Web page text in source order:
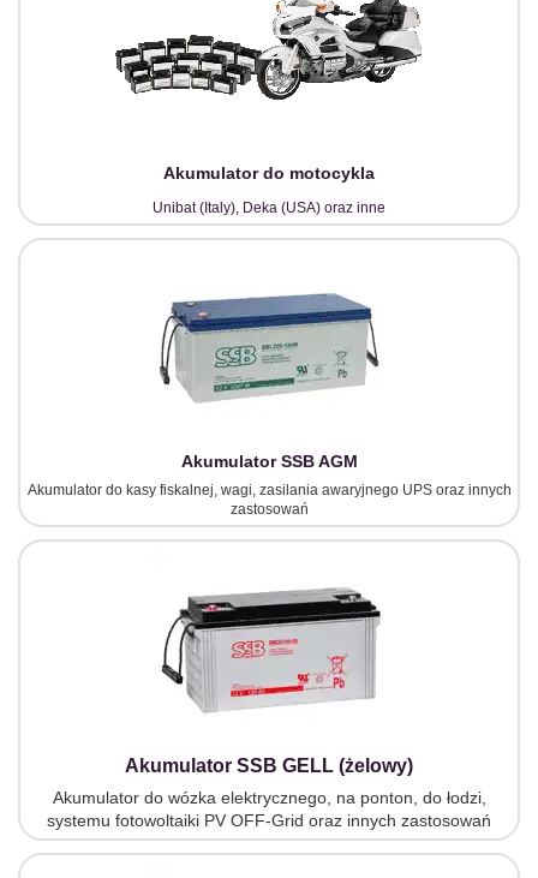
Akumulator do motocykla
Unibat (Italy), Deka (USA) oraz inne
Akumulator SSB AGM
Akumulator do kasy fiskalnej, wagi, zasilania awaryjnego UPS oraz innych
zastosowań
Akumulator SSB GELL (żelowy)
Akumulator do wózka elektrycznego, na ponton, do łodzi,
systemu fotowoltaiki PV OFF-Grid oraz innych zastosowań